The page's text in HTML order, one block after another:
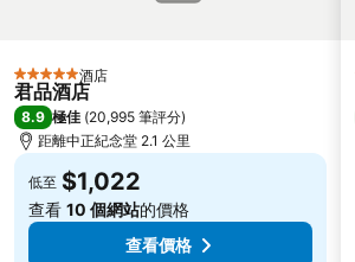
淡水老街
基隆廟口夜市
捷運民權
行天宮
頂溪捷運站
永康街
大直美麗華
台北橋捷運
5 星級 酒店
君品酒店
8.9 極佳 (20,995 筆評分)
距離中正紀念堂 2.1 公里
低至 $1,022
查看 10 個網站的價格
查看價格